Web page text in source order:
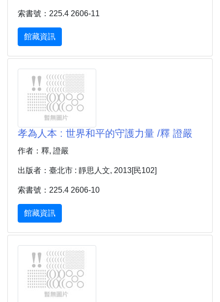
索書號：225.4 2606-11
館藏資訊
孝為人本 : 世界和平的守護力量 /釋 證嚴
作者：釋, 證嚴
出版者：臺北市 : 靜思人文, 2013[民102]
索書號：225.4 2606-10
館藏資訊